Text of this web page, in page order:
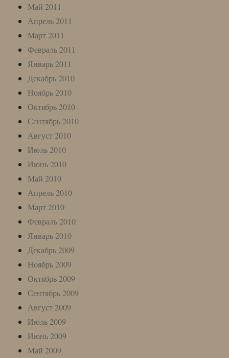
Май 2011
Апрель 2011
Март 2011
Февраль 2011
Январь 2011
Декабрь 2010
Ноябрь 2010
Октябрь 2010
Сентябрь 2010
Август 2010
Июль 2010
Июнь 2010
Май 2010
Апрель 2010
Март 2010
Февраль 2010
Январь 2010
Декабрь 2009
Ноябрь 2009
Октябрь 2009
Сентябрь 2009
Август 2009
Июль 2009
Июнь 2009
Май 2009